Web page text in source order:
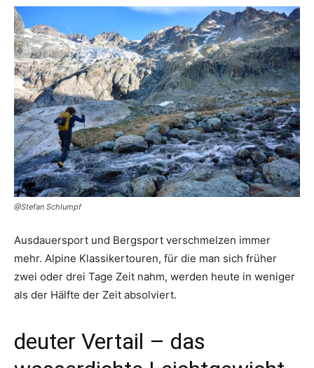
@Stefan Schlumpf
Ausdauersport und Bergsport verschmelzen immer
mehr. Alpine Klassikertouren, für die man sich früher
zwei oder drei Tage Zeit nahm, werden heute in weniger
als der Hälfte der Zeit absolviert.
deuter Vertail – das